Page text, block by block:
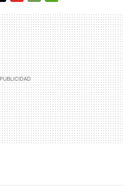
MAIL